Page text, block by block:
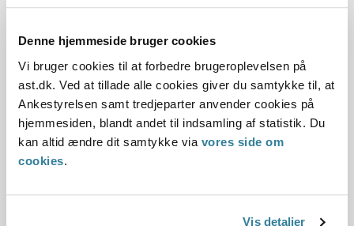
Denne hjemmeside bruger cookies
Vi bruger cookies til at forbedre brugeroplevelsen på
ast.dk. Ved at tillade alle cookies giver du samtykke til, at
Ankestyrelsen samt tredjeparter anvender cookies på
hjemmesiden, blandt andet til indsamling af statistik. Du
kan altid ændre dit samtykke via vores side om
cookies.
Vis detaljer
Begrundelsen for afgørelsen
Bemærkninger til klagen
Oplysninger i sagen